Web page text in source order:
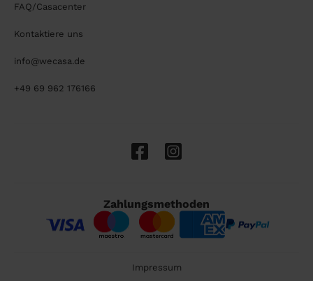
FAQ/Casacenter
Kontaktiere uns
info@wecasa.de
+49 69 962 176166
Zahlungsmethoden
Impressum